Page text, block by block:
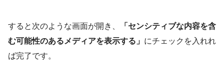
すると次のような画面が開き、
「センシティブな内容を含
む可能性のあるメディアを表示する」 にチェックを入れれ
ば完了です。